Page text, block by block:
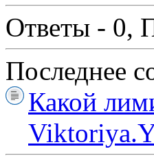
Ответы - 0,
Последнее
Какой